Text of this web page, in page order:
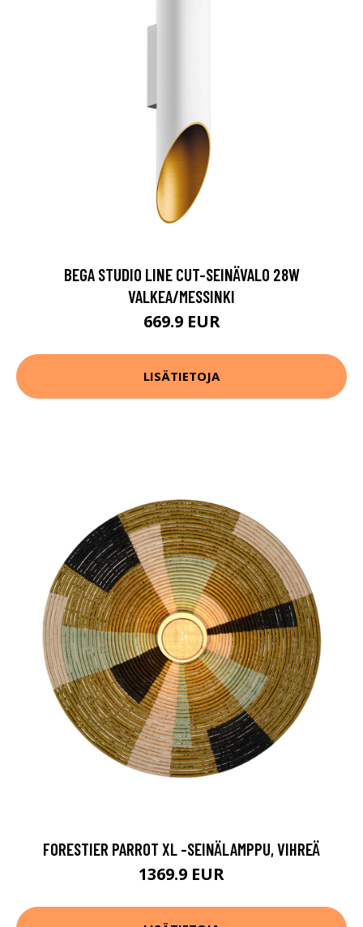
BEGA STUDIO LINE CUT-SEINÄVALO 28W
VALKEA/MESSINKI
669.9 EUR
LISÄTIETOJA
FORESTIER PARROT XL -SEINÄLAMPPU, VIHREÄ
1369.9 EUR